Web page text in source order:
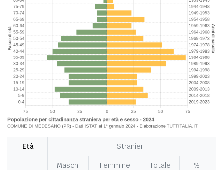
Età Stranieri
Maschi Femmine Totale
%